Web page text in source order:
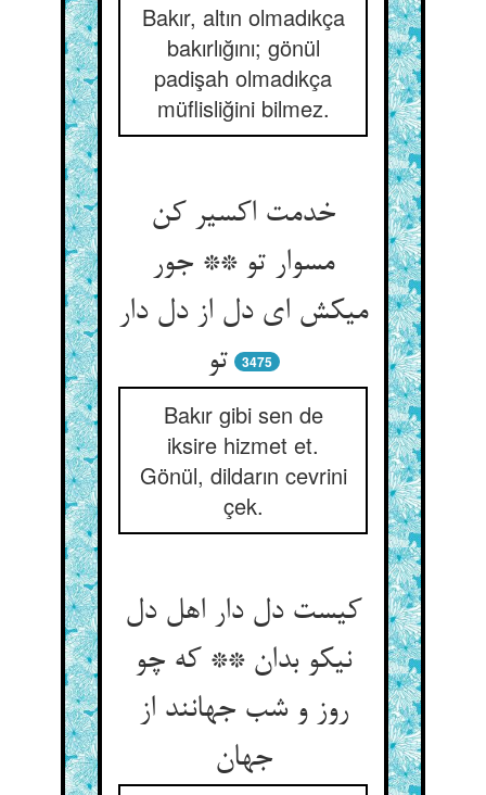
Bakır, altın olmadıkça
bakırlığını; gönül
padişah olmadıkça
müflisliğini bilmez.
خدمت اکسیر کن
مس‏وار تو ** جور
می‏کش ای دل از دل دار
تو
3475
Bakır gibi sen de
iksire hizmet et.
Gönül, dildarın cevrini
çek.
کیست دل دار اهل دل
نیکو بدان ** که چو
روز و شب جهانند از
جهان‏